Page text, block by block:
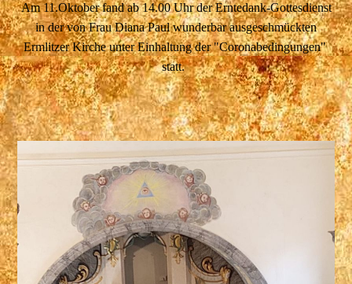
Am 11.Oktober fand ab 14.00 Uhr der Erntedank-Gottesdienst
in der von Frau Diana Paul wunderbar ausgeschmückten
Ermlitzer Kirche unter Einhaltung der "Coronabedingungen"
statt.